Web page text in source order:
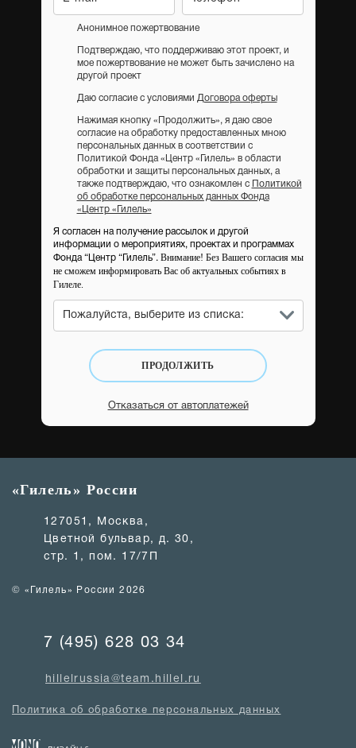
Анонимное пожертвование
Подтверждаю, что поддерживаю этот проект, и
мое пожертвование не может быть зачислено на
другой проект
Даю согласие с условиями Договора оферты
Нажимая кнопку «Продолжить», я даю свое
согласие на обработку предоставленных мною
персональных данных в соответствии с
Политикой Фонда «Центр «Гилель» в области
обработки и защиты персональных данных, а
также подтверждаю, что ознакомлен с
Политикой
об обработке персональных данных Фонда
«Центр «Гилель»
Я согласен на получение рассылок и другой
информации о мероприятиях, проектах и программах
Фонда “Центр “Гилель”. Внимание! Без Вашего согласия мы
не сможем информировать Вас об актуальных событиях в
Гилеле.
Пожалуйста, выберите из списка:
ПРОДОЛЖИТЬ
Отказаться от автоплатежей
«Гилель» России
127051, Москва,
Цветной бульвар, д. 30,
стр. 1, пом. 17/7П
© «Гилель» России 2026
7 (495) 628 03 34
hillelrussia@team.hillel.ru
Политика об обработке персональных данных